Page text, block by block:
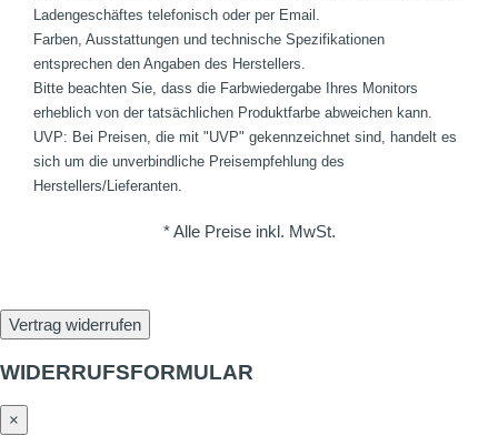
Ladengeschäftes telefonisch oder per Email.
Farben, Ausstattungen und technische Spezifikationen
entsprechen den Angaben des Herstellers.
Bitte beachten Sie, dass die Farbwiedergabe Ihres Monitors
erheblich von der tatsächlichen Produktfarbe abweichen kann.
UVP: Bei Preisen, die mit "UVP" gekennzeichnet sind, handelt es
sich um die unverbindliche Preisempfehlung des
Herstellers/Lieferanten.
* Alle Preise inkl. MwSt.
Vertrag widerrufen
WIDERRUFSFORMULAR
×